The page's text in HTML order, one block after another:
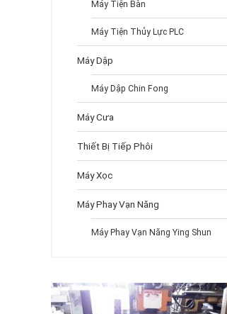
Máy Tiện Bàn
Máy Tiện Thủy Lực PLC
Máy Dập
Máy Dập Chin Fong
Máy Cưa
Thiết Bị Tiếp Phôi
Máy Xọc
Máy Phay Vạn Năng
Máy Phay Vạn Năng Ying Shun